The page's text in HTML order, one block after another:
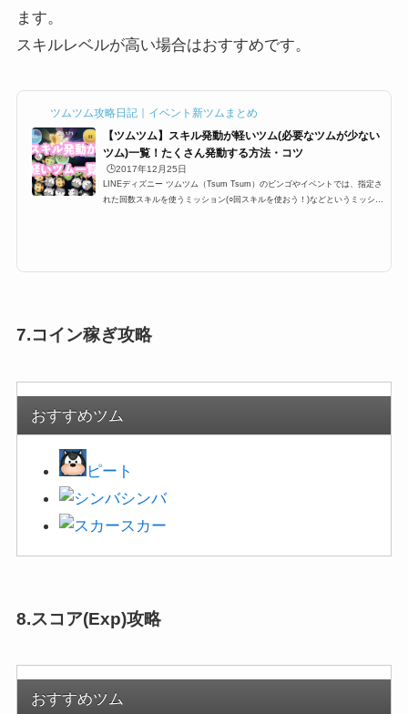
ます。
スキルレベルが高い場合はおすすめです。
ツムツム攻略日記｜イベント新ツムまとめ
【ツムツム】スキル発動が軽いツム(必要なツムが少ない
ツム)一覧！たくさん発動する方法・コツ
🕒️2017年12月25日
LINEディズニー ツムツム（Tsum Tsum）のビンゴやイベントでは、指定さ
れた回数スキルを使うミッション(○回スキルを使おう！)などというミッショ
7.コイン稼ぎ攻略
おすすめツム
ピート
シンバ
スカー
8.スコア(Exp)攻略
おすすめツム